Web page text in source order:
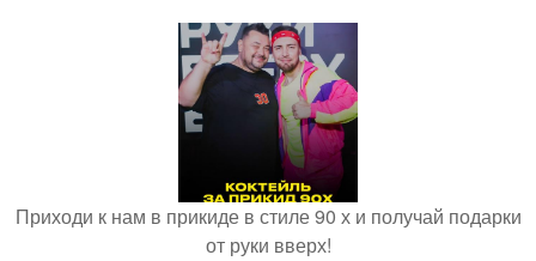
Приходи к нам в прикиде в стиле 90 х и получай подарки
от руки вверх!